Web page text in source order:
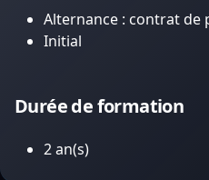
Alternance : contrat de
Initial
Durée de formation
2 an(s)